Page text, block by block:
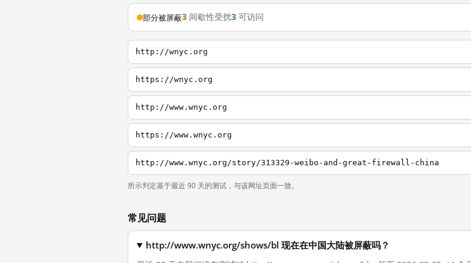
部分被屏蔽3 间歇性受扰3 可访问
http://wnyc.org
https://wnyc.org
http://www.wnyc.org
https://www.wnyc.org
http://www.wnyc.org/story/313329-weibo-and-great-firewall-china
所示判定基于最近 90 天的测试，与该网址页面一致。
常见问题
http://www.wnyc.org/shows/bl 现在在中国大陆被屏蔽吗？